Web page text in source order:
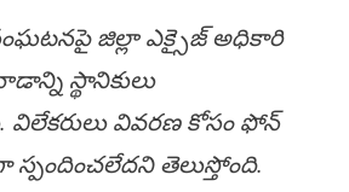
జిల్లా ఎక్సైజ్ అధికారి
స్థానికులు
విలేక‌రులు వివ‌ర‌ణ కోసం ఫోన్
తెలుస్తోంది.